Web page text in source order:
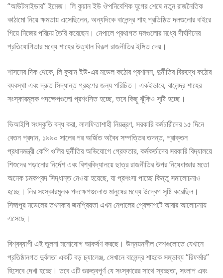
“আউটসাইডার” ইমেজ। লি কুয়ান ইউ ঔপনিবেশিক যুগের শেষে নতুন রাজনৈতিক
কাঠামো নিয়ে ক্ষমতায় এসেছিলেন, অন্যদিকে বালেন্দ্র শাহ প্রতিষ্ঠিত দলগুলোর বাইরে
গিয়ে নিজের পরিচয় তৈরি করেছেন। নেপালে প্রথাগত দলগুলোর মধ্যে দীর্ঘদিনের
প্রতিযোগিতার মধ্যে শাহের উত্থান বিকল্প রাজনীতির ইঙ্গিত দেয়।
শাসনের দিক থেকে, লি কুয়ান ইউ-এর মডেল কঠোর প্রশাসন, দুর্নীতির বিরুদ্ধে কঠোর
ব্যবস্থা এবং দ্রুত সিদ্ধান্ত গ্রহণের জন্য পরিচিত। একইভাবে, বালেন্দ্র শাহের
সংস্কারমূলক পদক্ষেপগুলো প্রশংসিত হচ্ছে, তবে কিছু ঝুঁকিও সৃষ্টি হচ্ছে।
ভিআইপি সংস্কৃতি বন্ধ করা, লালফিতাশাহী নিয়ন্ত্রণ, সরকারি কর্মচারীদের ১৫ দিনে
বেতন প্রদান, ১৯৯০ সালের পর অর্জিত অবৈধ সম্পত্তির তদন্ত, প্রাক্তন
প্রধানমন্ত্রী কেপি ওলির দুর্নীতির অভিযোগে গ্রেফতার, কর্মকর্তাদের সরকারি বিদ্যালয়ে
শিশুদের পড়ানোর নির্দেশ এবং বিশ্ববিদ্যালয়ে ছাত্র রাজনীতির উপর নিষেধাজ্ঞার মতো
অনেক চমকপ্রদ সিদ্ধান্ত নেওয়া হয়েছে, যা প্রশংসা পাচ্ছে কিন্তু সমালোচনাও
হচ্ছে। লির সংস্কারমূলক পদক্ষেপগুলোও মানুষের মধ্যে উদ্বেগ সৃষ্টি করেছিল।
সিঙ্গাপুর মডেলের তখনকার জনপ্রিয়তা এখন নেপালের প্রেক্ষাপটে আবার আলোচনায়
এসেছে।
বিশ্বব্যাপী এই তুলনা মনোযোগ আকর্ষণ করছে। উন্নয়নশীল দেশগুলোতে যেখানে
প্রতিষ্ঠানগত দুর্বলতা একটি বড় চ্যালেঞ্জ, সেখানে বালেন্দ্র শাহকে সম্ভাব্য “রিফর্মার”
হিসেবে দেখা হচ্ছে। তবে এটি গুরুত্বপূর্ণ যে সংস্কারের সাথে স্বচ্ছতা, সংলাপ এবং